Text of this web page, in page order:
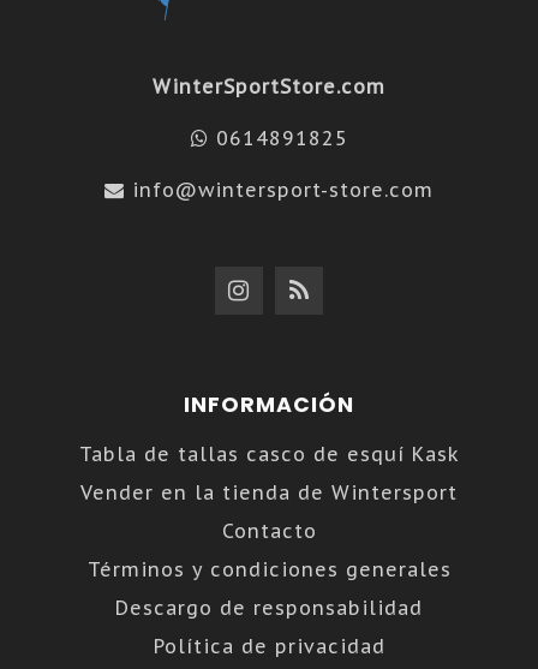
WinterSportStore.com
0614891825
info@wintersport-store.com
INFORMACIÓN
Tabla de tallas casco de esquí Kask
Vender en la tienda de Wintersport
Contacto
Términos y condiciones generales
Descargo de responsabilidad
Política de privacidad